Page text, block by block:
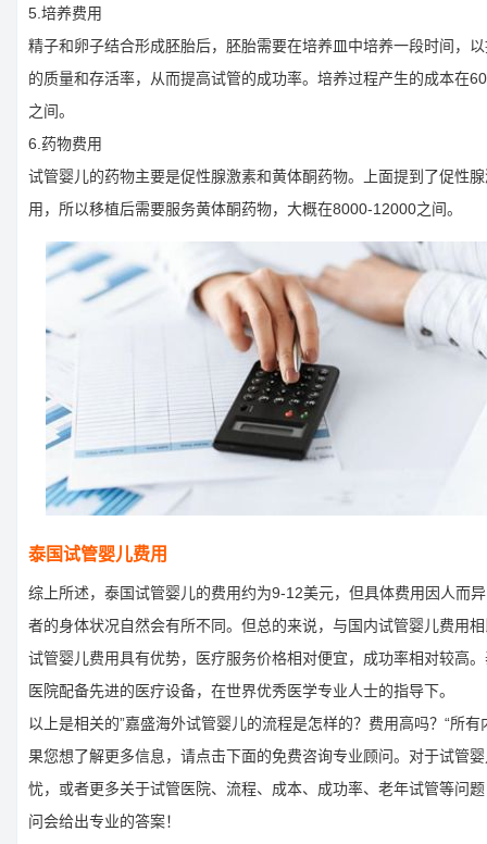
5.培养费用
精子和卵子结合形成胚胎后，胚胎需要在培养皿中培养一段时间，
的质量和存活率，从而提高试管的成功率。培养过程产生的成本在
之间。
6.药物费用
试管婴儿的药物主要是促性腺激素和黄体酮药物。上面提到了促性
用，所以移植后需要服务黄体酮药物，大概在8000-12000之间。
泰国试管婴儿费用
综上所述，泰国试管婴儿的费用约为9-12美元，但具体费用因人而
者的身体状况自然会有所不同。但总的来说，与国内试管婴儿费用
试管婴儿费用具有优势，医疗服务价格相对便宜，成功率相对较高
医院配备先进的医疗设备，在世界优秀医学专业人士的指导下。
以上是相关的”嘉盛海外试管婴儿的流程是怎样的？费用高吗？“所有
果您想了解更多信息，请点击下面的免费咨询专业顾问。对于试管
忧，或者更多关于试管医院、流程、成本、成功率、老年试管等问
问会给出专业的答案！